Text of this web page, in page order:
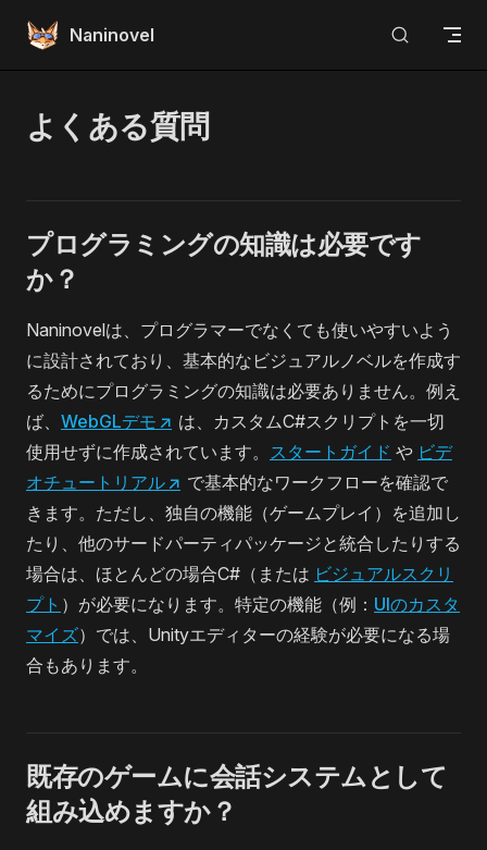
Skip to content
Naninovel
よくある質問
プログラミングの知識は必要です
か？
Naninovelは、プログラマーでなくても使いやすいよう
に設計されており、基本的なビジュアルノベルを作成す
るためにプログラミングの知識は必要ありません。例え
ば、 WebGLデモ↗ は、カスタムC#スクリプトを一切
使用せずに作成されています。 スタートガイド や ビデ
オチュートリアル↗ で基本的なワークフローを確認で
きます。ただし、独自の機能（ゲームプレイ）を追加し
たり、他のサードパーティパッケージと統合したりする
場合は、ほとんどの場合C#（または ビジュアルスクリ
プト ）が必要になります。特定の機能（例： UIのカスタ
マイズ）では、Unityエディターの経験が必要になる場
合もあります。
既存のゲームに会話システムとして
組み込めますか？